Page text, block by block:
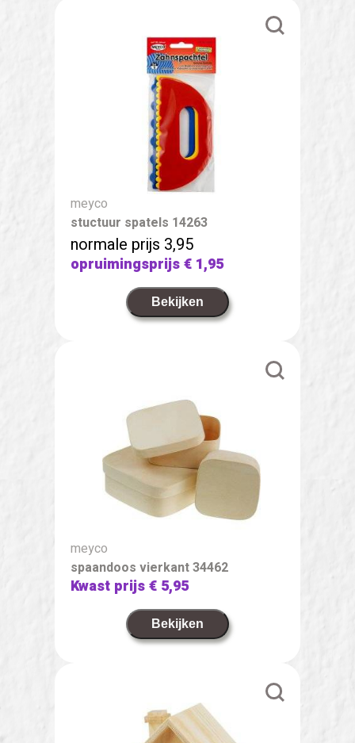
meyco
stuctuur spatels 14263
normale prijs 3,95
opruimingsprijs€ 1,95
Bekijken
meyco
spaandoos vierkant 34462
Kwast prijs€ 5,95
Bekijken